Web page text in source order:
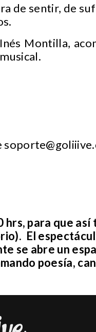
de sentir, de
Montilla,
hrs, para que
El
se abre un
poesía,